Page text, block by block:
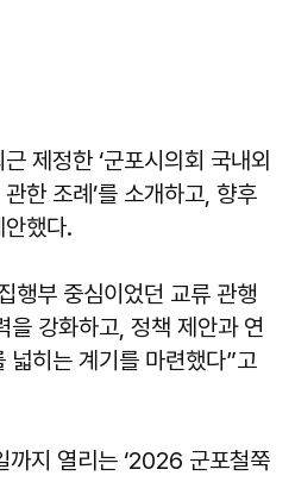
제정한 ‘군포시의회 국내외
한 조례’를 소개하고, 향후
했다.
행부 중심이었던 교류 관행
을 강화하고, 정책 제안과 연
넓히는 계기를 마련했다”고
지 열리는 ‘2026 군포철쭉